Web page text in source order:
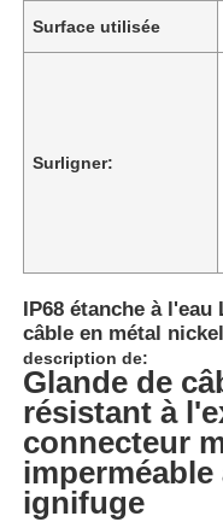
Aperçu
Surface utilisée
Surligner:
IP68 étanche à
câble en métal
description de:
Glande de
résistant à
connecteur
imperméable
ignifuge